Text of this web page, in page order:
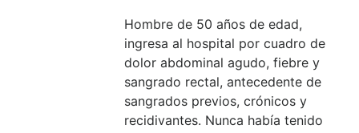
Hombre de 50 años de edad,
ingresa al hospital por cuadro de
dolor abdominal agudo, fiebre y
sangrado rectal, antecedente de
sangrados previos, crónicos y
recidivantes. Nunca había tenido